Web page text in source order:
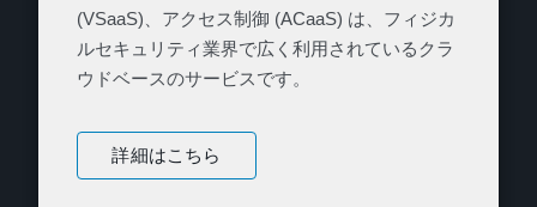
(VSaaS)、アクセス制御 (ACaaS) は、フィジカ
ルセキュリティ業界で広く利用されているクラ
ウドベースのサービスです。
詳細はこちら